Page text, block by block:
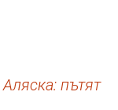
пътят